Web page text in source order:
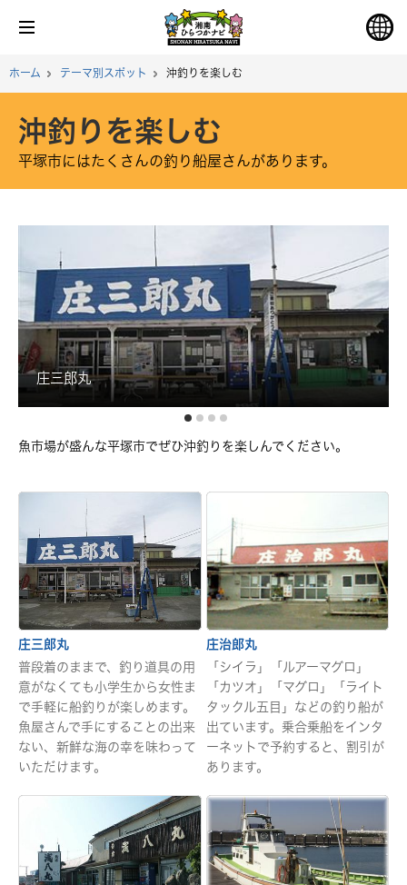
ホーム テーマ別スポット 沖釣りを楽しむ
沖釣りを楽しむ
平塚市にはたくさんの釣り船屋さんがあります。
庄三郎丸
魚市場が盛んな平塚市でぜひ沖釣りを楽しんでください。
庄三郎丸
普段着のままで、釣り道具の用
意がなくても小学生から女性ま
で手軽に船釣りが楽しめます。
魚屋さんで手にすることの出来
ない、新鮮な海の幸を味わって
いただけます。
庄治郎丸
「シイラ」「ルアーマグロ」
「カツオ」「マグロ」「ライト
タックル五目」などの釣り船が
出ています。乗合乗船をインタ
ーネットで予約すると、割引が
あります。